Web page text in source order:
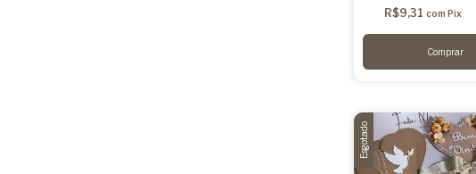
R$9,31 com Pix
Esgotado